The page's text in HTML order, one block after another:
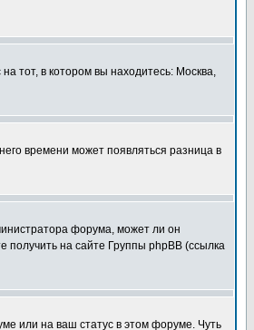
тот, в котором вы находитесь: Москва,
времени может появляться разница в
форума, может ли он
на сайте Группы phpBB (ссылка
или на ваш статус в этом форуме. Чуть